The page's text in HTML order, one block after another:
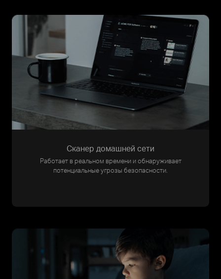
Сканер домашней сети
Работает в реальном времени и обнаруживает
потенциальные угрозы безопасности.